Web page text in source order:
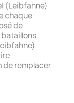
(Leibfahne)
chaque
de
bataillons
de remplacer